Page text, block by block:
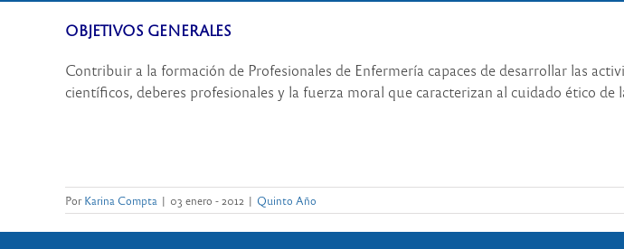
OBJETIVOS GENERALES
Contribuir a la formación de Profesionales de Enfermería capaces de desarrollar las
científicos, deberes profesionales y la fuerza moral que caracterizan al cuidado ético de
PorKarina Compta | 03 enero - 2012 | Quinto Año